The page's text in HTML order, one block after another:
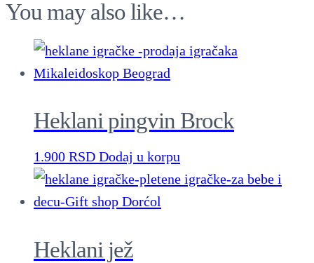
e
You may also like…
Heklani pingvin Brock
1.900 RSD Dodaj u korpu
Heklani jež